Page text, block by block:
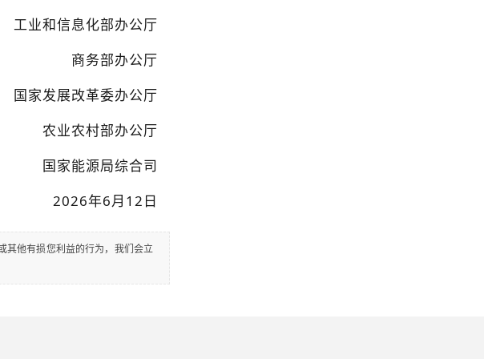
工业和信息化部办公厅
商务部办公厅
国家发展改革委办公厅
农业农村部办公厅
国家能源局综合司
2026年6月12日
其他有损您利益的行为，我们会立